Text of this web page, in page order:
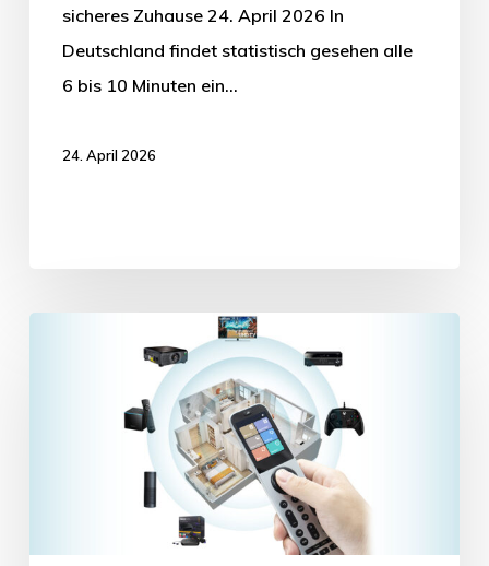
sicheres Zuhause 24. April 2026 In
Deutschland findet statistisch gesehen alle
6 bis 10 Minuten ein…
24. April 2026